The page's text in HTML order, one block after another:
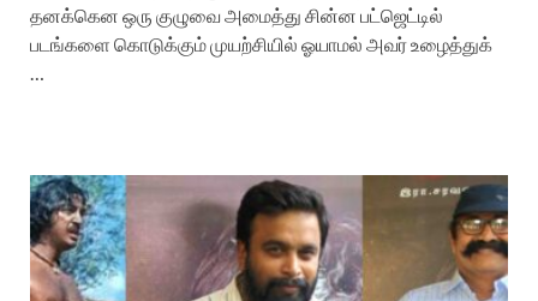
தனக்கென ஒரு குழுவை அமைத்து சின்ன பட்ஜெட்டில்
படங்களை கொடுக்கும் முயற்சியில் ஓயாமல் அவர் உழைத்துக்
…